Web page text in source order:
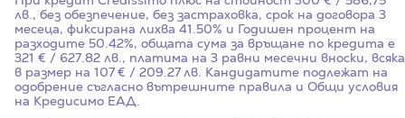
лв., без обезпечение, без застраховка, срок на договора 3
месеца, фиксирана лихва 41.50% и Годишен процент на
разходите 50.42%, общата сума за връщане по кредита е
321 € / 627.82 лв., платима на 3 равни месечни вноски, всяка
в размер на 107 € / 209.27 лв. Кандидатите подлежат на
одобрение съгласно вътрешните правила и Общи условия
на Кредисимо ЕАД.